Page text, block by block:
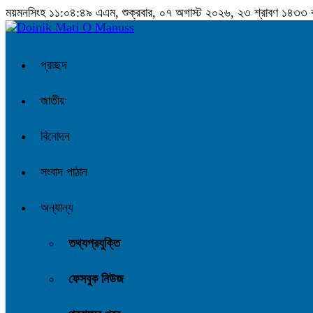
ময়মনসিংহ ১১:০৪:৫০ এএম, শুক্রবার, ০৭ অগাস্ট ২০২৬, ২৩ শ্রাবণ ১৪৩৩
প্রচ্ছদ
জাতীয়
বিনোদন
সংবাদ পাঠান
অন্যান্য
তথ্যপ্রযুক্তি
ফেসবুক নিউজ